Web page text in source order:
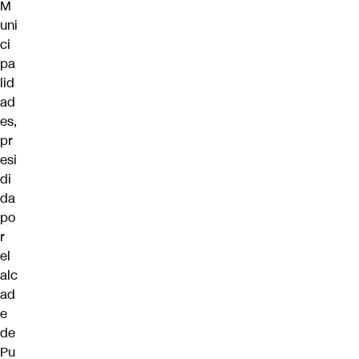
M
uni
ci
pa
lid
ad
es,
pr
esi
di
da
po
r
el
alc
ad
e
de
Pu